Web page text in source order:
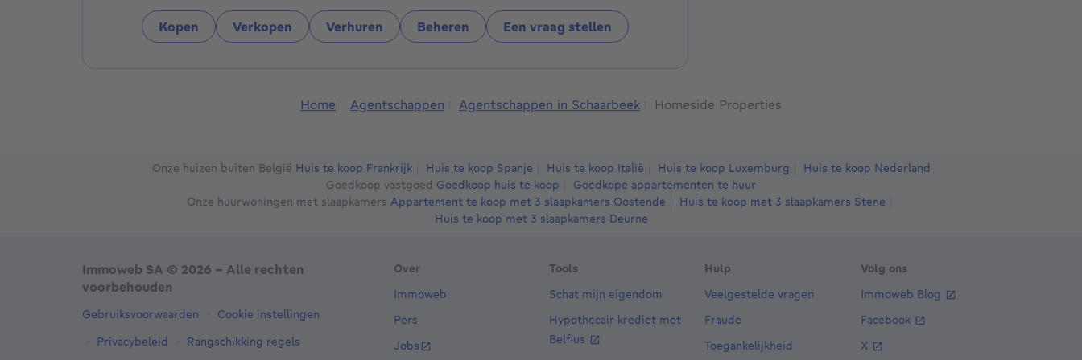
Kopen Verkopen Verhuren Beheren Een vraag stellen
Home Agentschappen Agentschappen in Schaarbeek Homeside Properties
Onze huizen buiten België Huis te koop Frankrijk Huis te koop Spanje Huis te koop Italië Huis te koop Luxemburg
Huis te koop Nederland
Goedkoop vastgoed Goedkoop huis te koop
Goedkope appartementen te huur
Onze huurwoningen met slaapkamers Appartement te koop met 3 slaapkamers Oostende
Huis te koop met 3 slaapkamers Stene
Huis te koop met 3 slaapkamers Deurne
Over
Immoweb
Pers
Jobs
Tools
Schat mijn eigendom
Hypothecair krediet met
Belfius
Hulp
Veelgestelde vragen
Fraude
Toegankelijkheid
Volg ons
Immoweb Blog
Facebook
X
Immoweb SA © 2026 - Alle rechten
voorbehouden
Gebruiksvoorwaarden
Cookie instellingen
Privacybeleid
Rangschikking regels